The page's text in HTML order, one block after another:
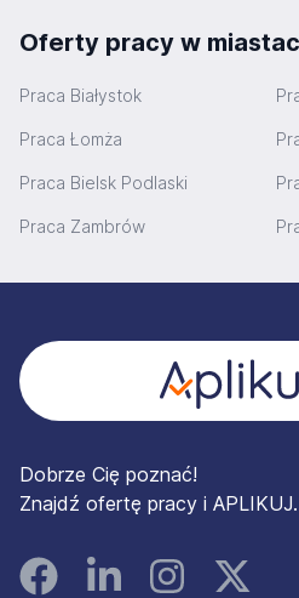
Oferty pracy w
Praca Białystok
Praca Łomża
Praca Bielsk Podlaski
Praca Zambrów
Dobrze Cię poznać!
Znajdź ofertę pracy i APLIKUJ.
FacebookLinked InInstagramInstagram